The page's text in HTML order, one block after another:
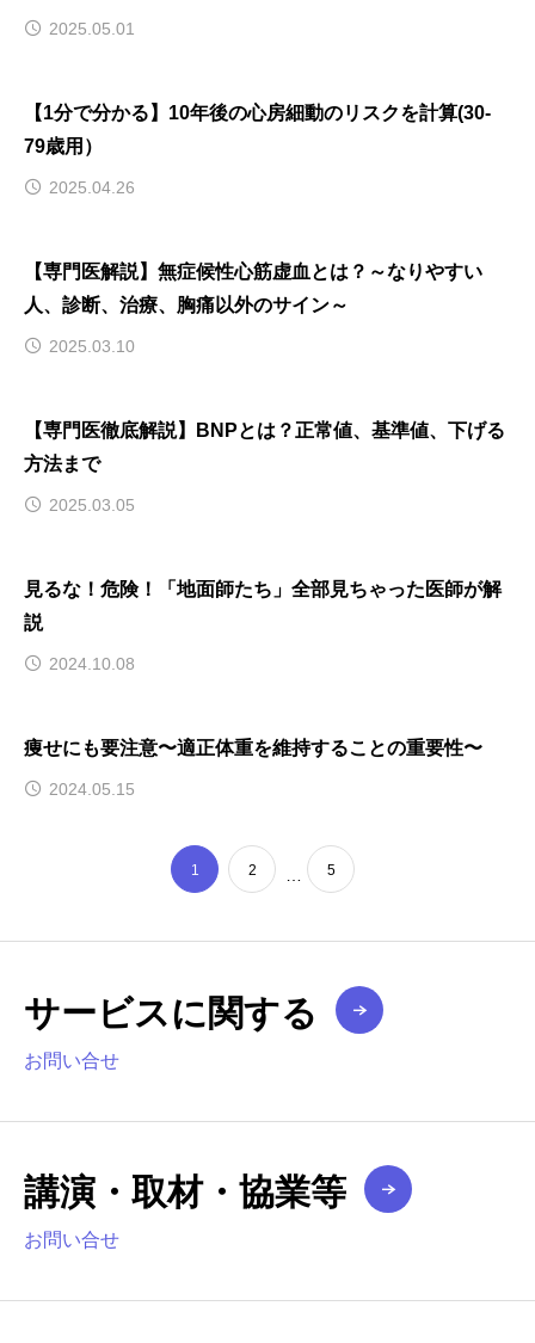
2025.05.01
【1分で分かる】10年後の心房細動のリスクを計算(30-
79歳用）
2025.04.26
【専門医解説】無症候性心筋虚血とは？～なりやすい
人、診断、治療、胸痛以外のサイン～
2025.03.10
【専門医徹底解説】BNPとは？正常値、基準値、下げる
方法まで
2025.03.05
見るな！危険！「地面師たち」全部見ちゃった医師が解
説
2024.10.08
痩せにも要注意〜適正体重を維持することの重要性〜
2024.05.15
1 2 5
サービスに関する
お問い合せ
講演・取材・協業等
お問い合せ